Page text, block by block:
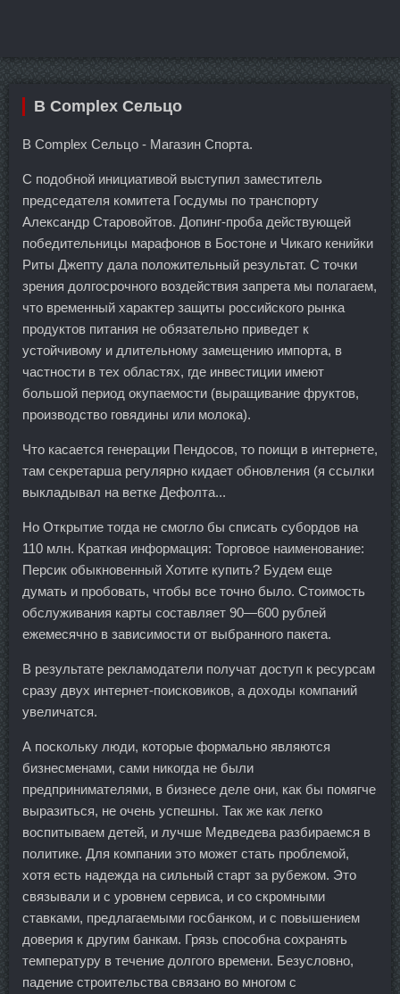
B Complex Сельцо
B Complex Сельцо - Магазин Спорта.
С подобной инициативой выступил заместитель
председателя комитета Госдумы по транспорту
Александр Старовойтов. Допинг-проба действующей
победительницы марафонов в Бостоне и Чикаго кенийки
Риты Джепту дала положительный результат. С точки
зрения долгосрочного воздействия запрета мы полагаем,
что временный характер защиты российского рынка
продуктов питания не обязательно приведет к
устойчивому и длительному замещению импорта, в
частности в тех областях, где инвестиции имеют
большой период окупаемости (выращивание фруктов,
производство говядины или молока).
Что касается генерации Пендосов, то поищи в интернете,
там секретарша регулярно кидает обновления (я ссылки
выкладывал на ветке Дефолта...
Но Открытие тогда не смогло бы списать субордов на
110 млн. Краткая информация: Торговое наименование:
Персик обыкновенный Хотите купить? Будем еще
думать и пробовать, чтобы все точно было. Стоимость
обслуживания карты составляет 90—600 рублей
ежемесячно в зависимости от выбранного пакета.
В результате рекламодатели получат доступ к ресурсам
сразу двух интернет-поисковиков, а доходы компаний
увеличатся.
А поскольку люди, которые формально являются
бизнесменами, сами никогда не были
предпринимателями, в бизнесе деле они, как бы помягче
выразиться, не очень успешны. Так же как легко
воспитываем детей, и лучше Медведева разбираемся в
политике. Для компании это может стать проблемой,
хотя есть надежда на сильный старт за рубежом. Это
связывали и с уровнем сервиса, и со скромными
ставками, предлагаемыми госбанком, и с повышением
доверия к другим банкам. Грязь способна сохранять
температуру в течение долгого времени. Безусловно,
падение строительства связано во многом с